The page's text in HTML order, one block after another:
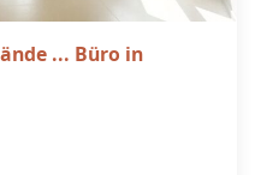
... Büro in